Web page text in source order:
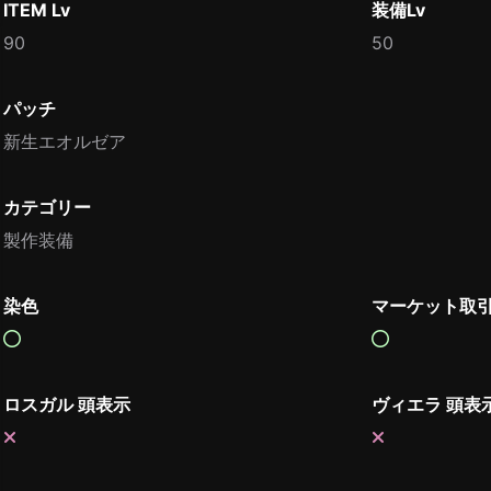
ITEM Lv
90
装備Lv
50
パッチ
新生エオルゼア
カテゴリー
製作装備
染色 マーケット取
ロスガル 頭表示 ヴィエラ 頭表